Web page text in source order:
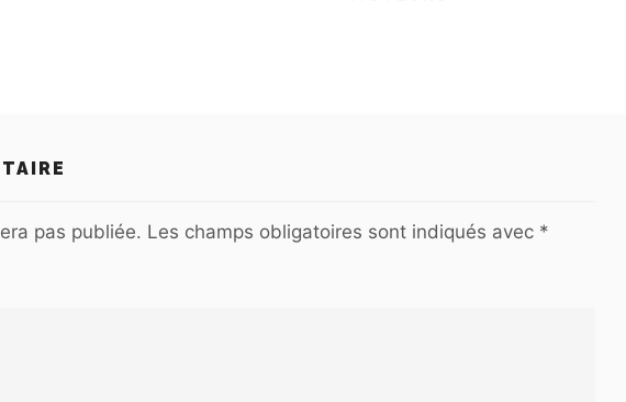
pas publiée. Les champs obligatoires sont indiqués avec *